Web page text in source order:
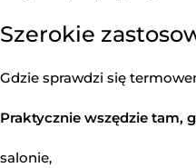
Szerokie
Gdzie sprawdzi się
Praktycznie wszędzie tam,
salonie,